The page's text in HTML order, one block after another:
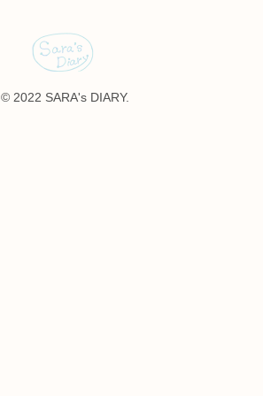
© 2022 SARA's DIARY.